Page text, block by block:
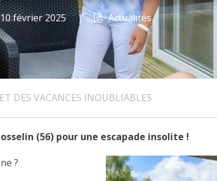
10 février 2025 | Actualités
DES VACANCES INOUBLIABLES
(56) pour une escapade insolite !
?